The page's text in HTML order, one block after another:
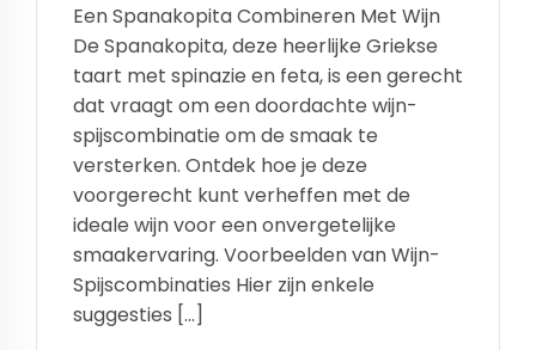
Een Spanakopita Combineren Met Wijn
De Spanakopita, deze heerlijke Griekse
taart met spinazie en feta, is een gerecht
dat vraagt om een doordachte wijn-
spijscombinatie om de smaak te
versterken. Ontdek hoe je deze
voorgerecht kunt verheffen met de
ideale wijn voor een onvergetelijke
smaakervaring. Voorbeelden van Wijn-
Spijscombinaties Hier zijn enkele
suggesties […]